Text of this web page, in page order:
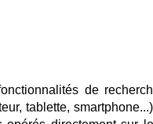
de
tablette,